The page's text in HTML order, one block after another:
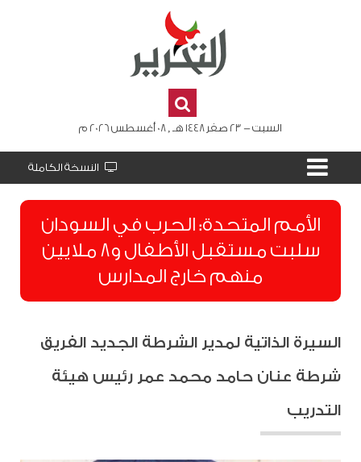
السبت - 23 صفر 1448 هـ , 08 أغسطس 2026 م
النسخة الكاملة
الأمم المتحدة: الحرب في السودان
سلبت مستقبل الأطفال و8 ملايين
منهم خارج المدارس
السيرة الذاتية لمدير الشرطة الجديد الفريق
شرطة عنان حامد محمد عمر رئيس هيئة
التدريب